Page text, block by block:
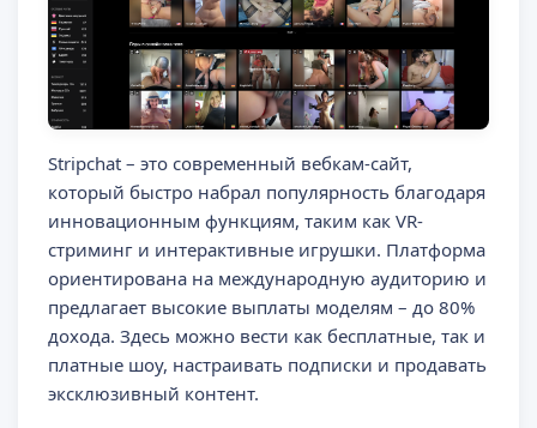
Stripchat – это современный вебкам-сайт,
который быстро набрал популярность благодаря
инновационным функциям, таким как VR-
стриминг и интерактивные игрушки. Платформа
ориентирована на международную аудиторию и
предлагает высокие выплаты моделям – до 80%
дохода. Здесь можно вести как бесплатные, так и
платные шоу, настраивать подписки и продавать
эксклюзивный контент.